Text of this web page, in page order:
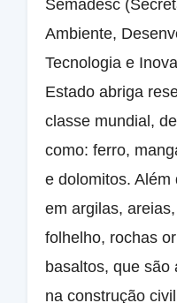
Semadesc
Ambiente,
Tecnologia e
Estado abriga
classe mundial,
como: ferro,
e dolomitos.
em argilas,
folhelho, rochas
basaltos, que são
na construção